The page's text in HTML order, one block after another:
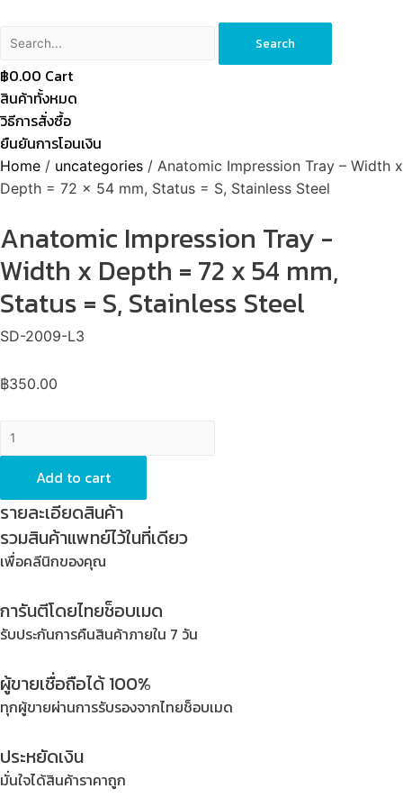
Search
฿0.00 Cart
สินค้าทั้งหมด
วิธีการสั่งซื้อ
ยืนยันการโอนเงิน
Home / uncategories / Anatomic Impression Tray – Width x
Depth = 72 x 54 mm, Status = S, Stainless Steel
Anatomic Impression Tray -
Width x Depth = 72 x 54 mm,
Status = S, Stainless Steel
SD-2009-L3
฿350.00
Anatomic
Impression
-
Width
x
Depth
72
x
mm,
Status
S,
Stainless
Steel
Add to cart
รายละเอียดสินค้า
รวมสินค้าแพทย์ไว้ในที่เดียว
เพื่อคลีนิกของคุณ
การันตีโดยไทยช็อบเมด
รับประกันการคืนสินค้าภายใน 7 วัน
ผู้ขายเชื่อถือได้ 100%
ทุกผู้ขายผ่านการรับรองจากไทยช็อบเมด
ประหยัดเงิน
มั่นใจได้สินค้าราคาถูก